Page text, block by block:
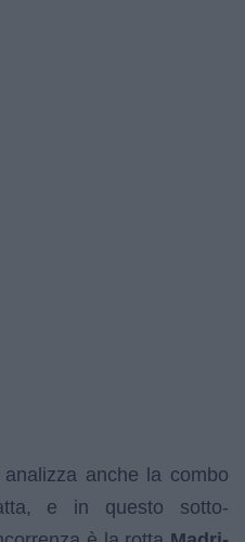
anche la combo
e in questo sotto-